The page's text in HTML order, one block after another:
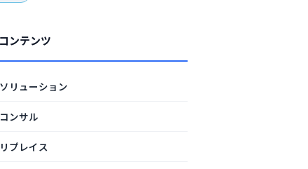
ンテンツ
リューション
ンサル
プレイス